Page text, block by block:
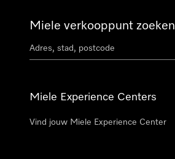
Miele verkooppunt zoeken
Miele Experience Centers
Vind jouw Miele Experience Center